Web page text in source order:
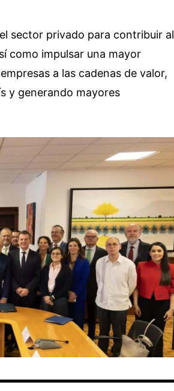
sector privado para contribuir al
como impulsar una mayor
a las cadenas de valor,
y generando mayores